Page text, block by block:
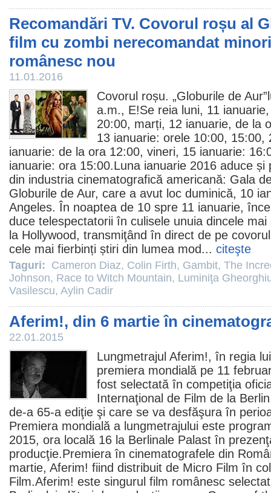
Recomandări TV. Covorul roșu al
film cu zombi nerecomandat
românesc nou
11.01.2016
Covorul roșu. „Globurile de
a.m., E!Se reia luni, 11
20:00, marți, 12 ianuarie, de la
13 ianuarie: orele 10:00, 15:00,
ianuarie: de la ora 12:00, vineri, 15 ianuarie:
ianuarie: ora 15:00.Luna ianuarie 2016 aduce și
din industria cinematografică americană: Gala
Globurile de Aur, care a avut loc duminică, 10
Angeles. În noaptea de 10 spre 11 ianuarie,
duce telespectatorii în culisele unuia dincele
la Hollywood, transmiţând în direct de pe
cele mai fierbinți știri din lumea mod... citeşte
Taguri: Cameron Diaz, Colin Firth, Gambit, The
Johnson, Race to Witch Mountain, Luminiţa
Vasilescu, Aylin Cadir
Aferim!, din 6 martie în
22.01.2015
Lungmetrajul Aferim!, în regia
premiera mondială pe 11
fost selectată în competiţia
Internaţional de Film de la
de-a 65-a ediţie şi care se va desfăşura în
Premiera mondială a lungmetrajului este
2015, ora locală 16 la Berlinale Palast în
producţie.Premiera în cinematografele din
martie, Aferim! fiind distribuit de Micro Film în
Film.Aferim! este singurul film românesc